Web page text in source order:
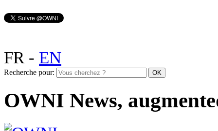
FR- EN
Recherche pour:
OWNI News,